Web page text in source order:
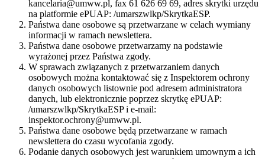
kancelaria@umww.pl, fax 61 626 69 69, adres skrytki urzędu
na platformie ePUAP: /umarszwlkp/SkrytkaESP.
Państwa dane osobowe są przetwarzane w celach wymiany
informacji w ramach newslettera.
Państwa dane osobowe przetwarzamy na podstawie
wyrażonej przez Państwa zgody.
W sprawach związanych z przetwarzaniem danych
osobowych można kontaktować się z Inspektorem ochrony
danych osobowych listownie pod adresem administratora
danych, lub elektronicznie poprzez skrytkę ePUAP:
/umarszwlkp/SkrytkaESP i e-mail:
inspektor.ochrony@umww.pl.
Państwa dane osobowe będą przetwarzane w ramach
newslettera do czasu wycofania zgody.
Podanie danych osobowych jest warunkiem umownym a ich